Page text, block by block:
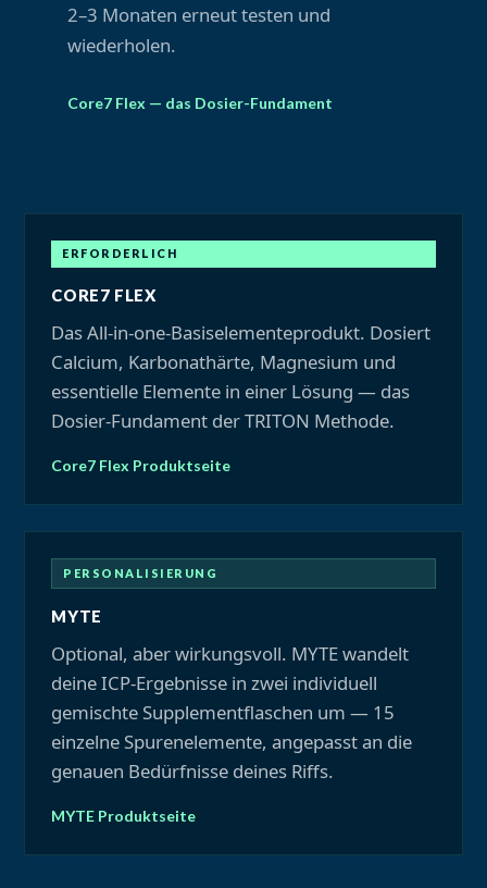
2–3 Monaten erneut testen und
wiederholen.
Core7 Flex — das Dosier-Fundament
ERFORDERLICH
CORE7 FLEX
Das All-in-one-Basiselementeprodukt. Dosiert
Calcium, Karbonathärte, Magnesium und
essentielle Elemente in einer Lösung — das
Dosier-Fundament der TRITON Methode.
Core7 Flex Produktseite
PERSONALISIERUNG
MYTE
Optional, aber wirkungsvoll. MYTE wandelt
deine ICP-Ergebnisse in zwei individuell
gemischte Supplementflaschen um — 15
einzelne Spurenelemente, angepasst an die
genauen Bedürfnisse deines Riffs.
MYTE Produktseite